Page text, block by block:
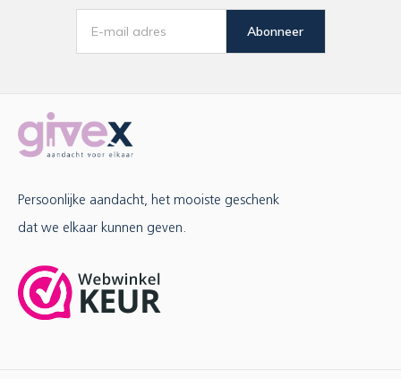
Abonneer
Persoonlijke aandacht, het mooiste geschenk
dat we elkaar kunnen geven.